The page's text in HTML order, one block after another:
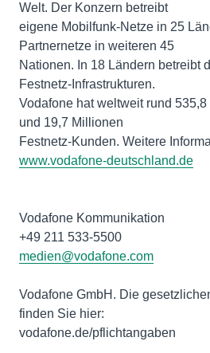
Welt. Der Konzern betreibt
eigene Mobilfunk-Netze in 25
Partnernetze in weiteren 45
Nationen. In 18 Ländern betreibt
Festnetz-Infrastrukturen.
Vodafone hat weltweit rund
und 19,7 Millionen
Festnetz-Kunden. Weitere
www.vodafone-deutschland.de
Vodafone Kommunikation
medien@vodafone.com
Vodafone GmbH. Die
finden Sie hier:
vodafone.de/pflichtangaben